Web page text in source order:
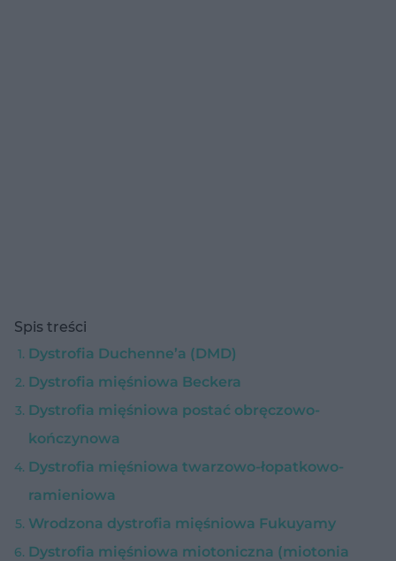
Spis treści
Dystrofia Duchenne’a (DMD)
Dystrofia mięśniowa Beckera
Dystrofia mięśniowa postać obręczowo-
kończynowa
Dystrofia mięśniowa twarzowo-łopatkowo-
ramieniowa
Wrodzona dystrofia mięśniowa Fukuyamy
Dystrofia mięśniowa miotoniczna (miotonia